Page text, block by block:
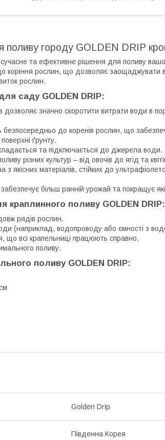
поливу городу GOLDEN DRIP
та ефективне рішення для поливу
коріння рослин, що дозволяє заощаджувати
рослин.
саду GOLDEN DRIP:
значно скоротити витрати води в
до коренів рослин, що
ґрунту.
та підключається до джерела води.
різних культур – від овочів до ягід та
з якісних матеріалів, стійких до
більш ранній урожай та покращує
краплинного поливу GOLDEN DRIP:
рядів рослин.
(наприклад, водопроводу або ємності з
що всі крапельниці працюють справно.
поливу.
поливу GOLDEN DRIP:
Golden Drip
Південна Корея